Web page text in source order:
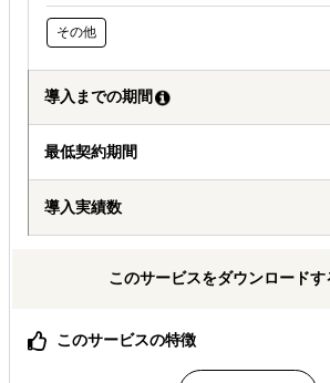
その他
導入までの期間
最低契約期間
導入実績数
このサービスをダウンロードす
このサービスの特徴
米国海外展開のイメージを持っていた